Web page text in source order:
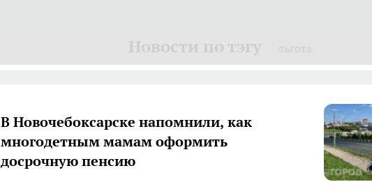
В Новочебоксарске напомнили, как
многодетным мамам оформить
досрочную пенсию